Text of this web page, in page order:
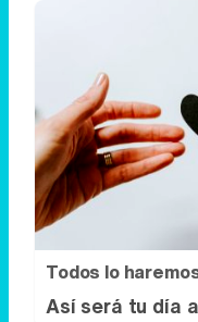
Todos lo
Así será tu día